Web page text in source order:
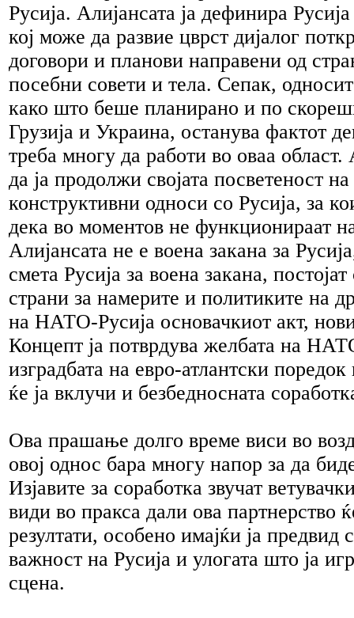
Русија. Алијансата ја дефинира
кој може да развие цврст дијалог
договори и планови направени од
посебни совети и тела. Сепак,
како што беше планирано и по
Грузија и Украина, останува фактот
треба многу да работи во оваа област.
да ја продолжи својата посветеност
конструктивни односи со Русија, за
дека во моментов не функционираат
Алијансата не е воена закана за
смета Русија за воена закана,
страни за намерите и политиките на
на НАТО-Русија основачкиот акт,
Концепт ја потврдува желбата на
изградбата на евро-атлантски поредок
ќе ја вклучи и безбедносната
Ова прашање долго време виси во
овој однос бара многу напор за да
Изјавите за соработка звучат
види во пракса дали ова партнерство
резултати, особено имајќи ја предвид
важност на Русија и улогата што ја
сцена.